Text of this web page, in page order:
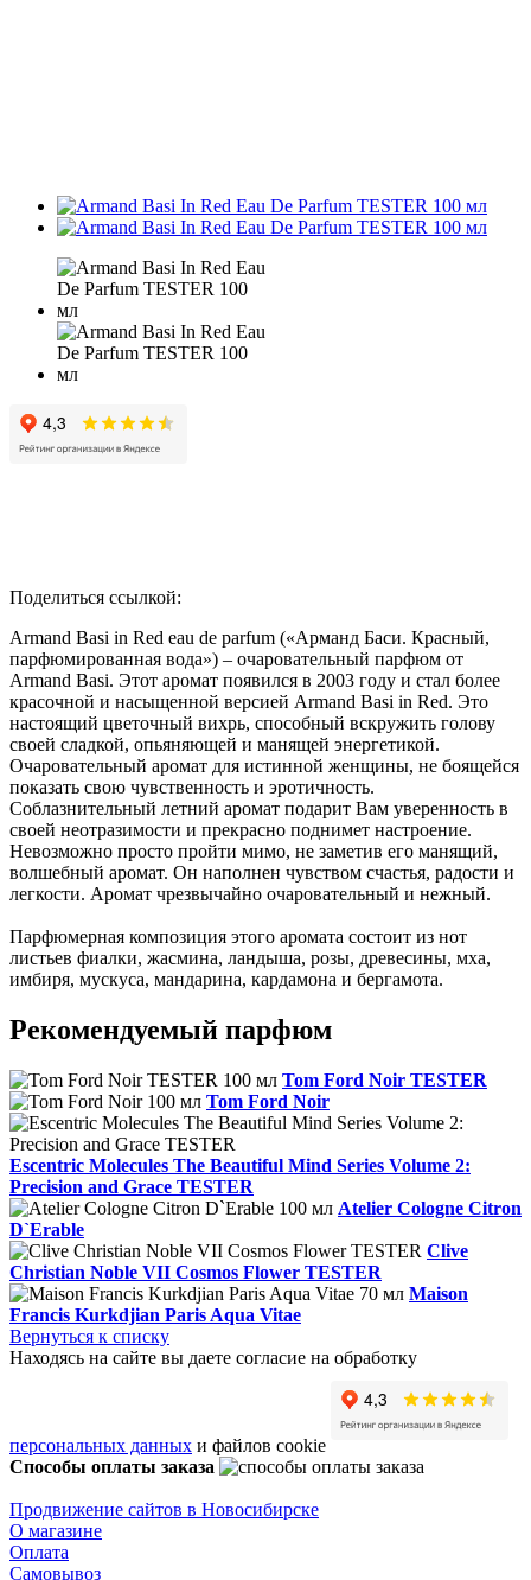
Поделиться ссылкой:
Armand Basi in Red eau de parfum («Арманд Баси. Красный,
парфюмированная вода») – очаровательный парфюм от
Armand Basi. Этот аромат появился в 2003 году и стал более
красочной и насыщенной версией Armand Basi in Red. Это
настоящий цветочный вихрь, способный вскружить голову
своей сладкой, опьяняющей и манящей энергетикой.
Очаровательный аромат для истинной женщины, не боящейся
показать свою чувственность и эротичность.
Соблазнительный летний аромат подарит Вам уверенность в
своей неотразимости и прекрасно поднимет настроение.
Невозможно просто пройти мимо, не заметив его манящий,
волшебный аромат. Он наполнен чувством счастья, радости и
легкости. Аромат чрезвычайно очаровательный и нежный.
Парфюмерная композиция этого аромата состоит из нот
листьев фиалки, жасмина, ландыша, розы, древесины, мха,
имбиря, мускуса, мандарина, кардамона и бергамота.
Рекомендуемый парфюм
Tom Ford Noir TESTER
Tom Ford Noir
Escentric Molecules The Beautiful Mind Series Volume 2:
Precision and Grace TESTER
Atelier Cologne Citron
D`Erable
Clive
Christian Noble VII Cosmos Flower TESTER
Maison
Francis Kurkdjian Paris Aqua Vitae
Вернуться к списку
Находясь на сайте вы даете согласие на обработку
персональных данных и файлов cookie
Способы оплаты заказа
Продвижение сайтов в Новосибирске
О магазине
Оплата
Самовывоз